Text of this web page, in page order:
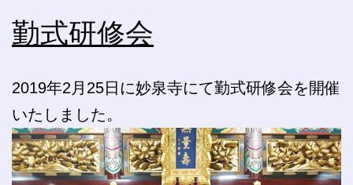
勤式研修会
2019年2月25日に妙泉寺にて勤式研修会を開催
いたしました。